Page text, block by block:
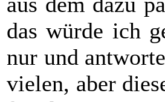
das würde ich
nur und
vielen, aber